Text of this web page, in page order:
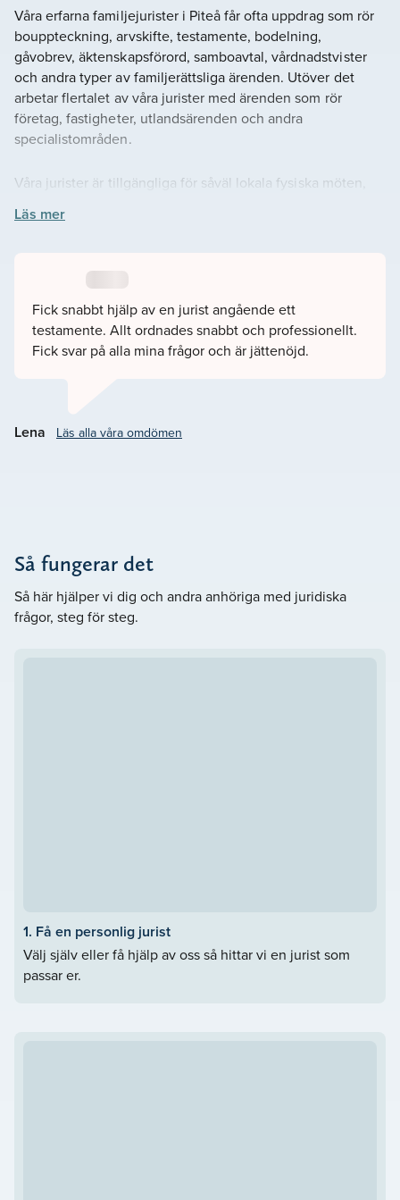
Våra erfarna familjejurister i Piteå får ofta uppdrag som rör
bouppteckning, arvskifte, testamente, bodelning,
gåvobrev, äktenskapsförord, samboavtal, vårdnadstvister
och andra typer av familjerättsliga ärenden. Utöver det
arbetar flertalet av våra jurister med ärenden som rör
företag, fastigheter, utlandsärenden och andra
specialistområden.
Våra jurister är tillgängliga för såväl lokala fysiska möten,
det som passar dig bäst.
Du kan själva välja jurist på hemsidan som du tycker passar
ditt ärende. Du kan läsa juristens omdömen, se deras
schema, bakgrund och utbildning. Om du hellre vill hjälper
vi till att koppla ihop dig med en jurist som passar, fyll då i
vårt kontaktformulär så hör vi av oss snarast möjligt.
Läs mer
Fick snabbt hjälp av en jurist angående ett
testamente. Allt ordnades snabbt och professionellt.
Fick svar på alla mina frågor och är jättenöjd.
Lena Läs alla våra omdömen
Så fungerar det
Så här hjälper vi dig och andra anhöriga med juridiska
frågor, steg för steg.
1. Få en personlig jurist
Välj själv eller få hjälp av oss så hittar vi en jurist som
passar er.